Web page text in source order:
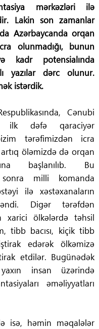
mərkəzləri ilə
Lakin son zamanlar
Azərbaycanda orqan
olunmadığı, bunun
kadr potensialında
yazılar dərc olunur.
istərdik.
Cənubi
ilk dəfə qaraciyər
tərəfimizdən icra
öləmizdə də orqan
başlanılıb. Bu
sonra milli komanda
ilə xəstəxanaların
Digər tərəfdən
xarici ölkələrdə təhsil
tibb bacısı, kiçik tibb
edərək ölkəmizə
etdilər. Bugünədək
insan üzərində
əməliyyatları
isə, həmin məqalələr